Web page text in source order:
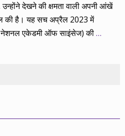
देखने की क्षमता वाली अपनी आंखें
की है। यह सच अप्रैल 2023 में
नेशनल एकेडमी ऑफ साइंसेज) की…